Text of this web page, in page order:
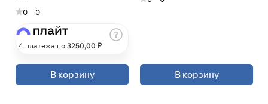
0 0
4 платежа по 3250,00 ₽
В корзину В корзину